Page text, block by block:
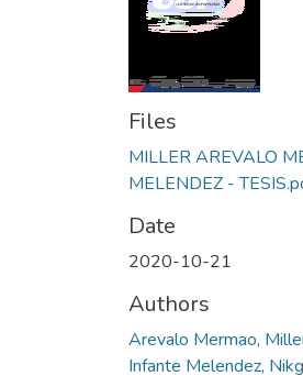
Files
MILLER AREVALO
MELENDEZ -
Date
2020-10-21
Authors
Arevalo Mermao,
Infante Melendez,